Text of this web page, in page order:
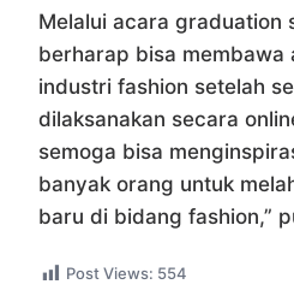
Melalui acara graduation
berharap bisa membawa
industri fashion setelah
dilaksanakan secara
semoga bisa
banyak orang untuk
baru di bidang fashion,”
Post Views: 554